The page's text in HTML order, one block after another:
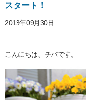
スタート！
2013年09月30日
こんにちは、チバです。